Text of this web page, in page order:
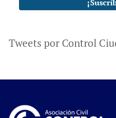
Tweets por Control